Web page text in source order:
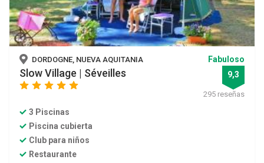
DORDOGNE, NUEVA AQUITANIA
Slow Village | Séveilles
star star star star
Fabuloso
9,3
295 reseñas
3 Piscinas
Piscina cubierta
Club para niños
Restaurante